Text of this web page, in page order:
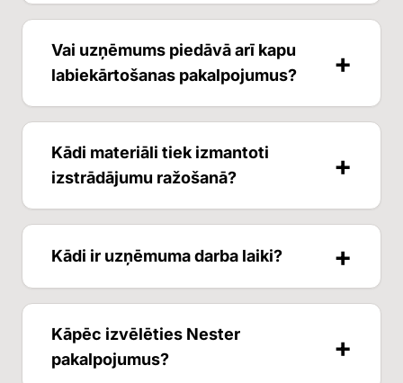
Nester atrodas Liepājā, Ģenrāļa Baloža ielā
36 un ar uzņēmumu iespējams sazināties pa
tālruni +37120466402 vai e-pastu
Vai uzņēmums piedāvā arī kapu
labiekārtošanas pakalpojumus?
+
Jā, uzņēmums nodrošina kapu pieminekļu
izgatavošanu, restaurāciju, apmaļu
uzstādīšanu un citus kapu labiekārtošanas
Kādi materiāli tiek izmantoti
izstrādājumu ražošanā?
+
dabīgā akmens veidi, kas izceļas ar augstu
Kādi ir uzņēmuma darba laiki? +
Parasti uzņēmums strādā darba dienās un
sestdienās, savukārt svētdienās ir slēgts.
Precīzākā informācija par darba laikiem
Kāpēc izvēlēties Nester
pakalpojumus?
+